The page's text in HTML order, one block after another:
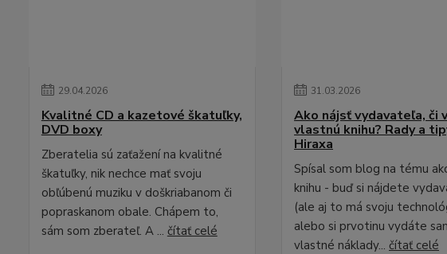
29.04.2026
Kvalitné CD a kazetové škatuľky,
DVD boxy
Zberatelia sú zaťažení na kvalitné
škatuľky, nik nechce mať svoju
obľúbenú muziku v doškriabanom či
popraskanom obale. Chápem to,
sám som zberateľ. A ... čítať celé
31.03.2026
Ako nájsť vydavateľa, či
vlastnú knihu? Rady a
Hiraxa
Spísal som blog na tému
knihu - buď si nájdete
(ale aj to má svoju
alebo si prvotinu vydáte
vlastné náklady... čítať celé